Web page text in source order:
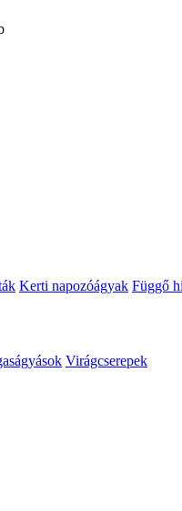
Kerti napozóágyak Függő
Virágcserepek